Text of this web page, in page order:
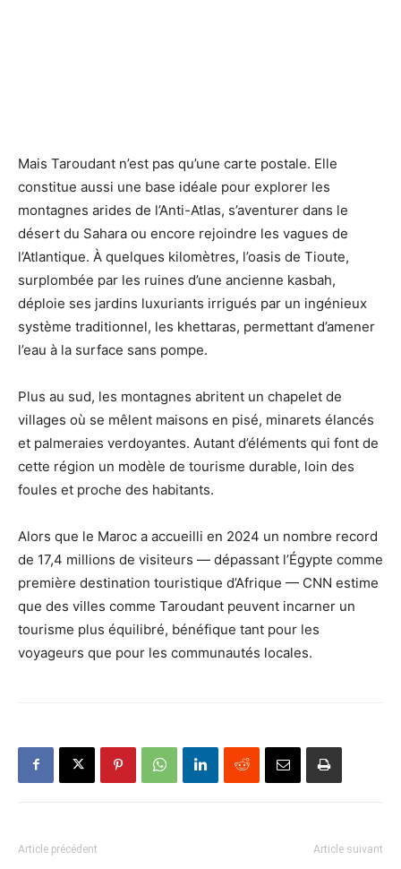
Mais Taroudant n’est pas qu’une carte postale. Elle
constitue aussi une base idéale pour explorer les
montagnes arides de l’Anti-Atlas, s’aventurer dans le
désert du Sahara ou encore rejoindre les vagues de
l’Atlantique. À quelques kilomètres, l’oasis de Tioute,
surplombée par les ruines d’une ancienne kasbah,
déploie ses jardins luxuriants irrigués par un ingénieux
système traditionnel, les khettaras, permettant d’amener
l’eau à la surface sans pompe.
Plus au sud, les montagnes abritent un chapelet de
villages où se mêlent maisons en pisé, minarets élancés
et palmeraies verdoyantes. Autant d’éléments qui font de
cette région un modèle de tourisme durable, loin des
foules et proche des habitants.
Alors que le Maroc a accueilli en 2024 un nombre record
de 17,4 millions de visiteurs — dépassant l’Égypte comme
première destination touristique d’Afrique — CNN estime
que des villes comme Taroudant peuvent incarner un
tourisme plus équilibré, bénéfique tant pour les
voyageurs que pour les communautés locales.
Article précédent Article suivant